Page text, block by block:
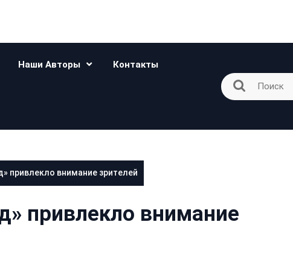
Наши Авторы Контакты
привлекло внимание зрителей
привлекло внимание